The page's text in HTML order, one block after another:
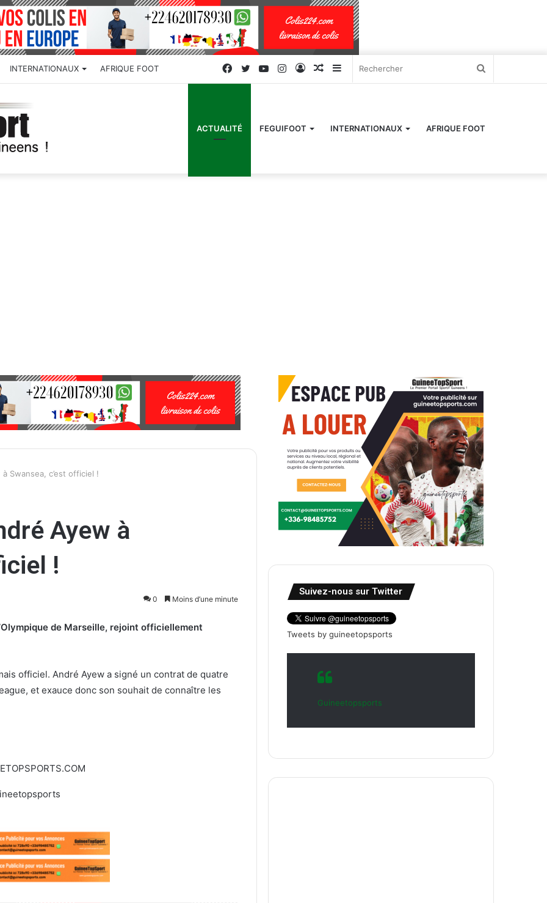
INTERNATIONAUX AFRIQUE FOOT Sidebar
latérale)
Article
Connexion
Instagram
YouTube
Twitter
Facebook
ACTUALITÉ FEGUIFOOT INTERNATIONAUX AFRIQUE FOOT
Swansea, c’est officiel !
Ayew à
!
0 Moins d’une minute
de Marseille, rejoint officiellement
officiel. André Ayew a signé un contrat de quatre
et exauce donc son souhait de connaître les
Suivez-nous sur Twitter
Tweets by guineetopsports
Guineetopsports